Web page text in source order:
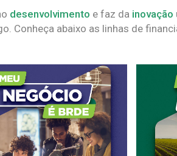
desenvolvimento e faz da inovação
Conheça abaixo as linhas de